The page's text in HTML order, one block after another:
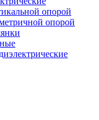
опорой
опорой